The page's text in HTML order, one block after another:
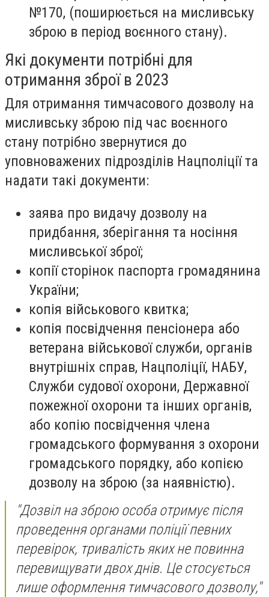
№170, (поширюється на мисливську
зброю в період воєнного стану).
Які документи потрібні для
отримання зброї в 2023
Для отримання тимчасового дозволу на
мисливську зброю під час воєнного
стану потрібно звернутися до
уповноважених підрозділів Нацполіції та
надати такі документи:
заява про видачу дозволу на
придбання, зберігання та носіння
мисливської зброї;
копії сторінок паспорта громадянина
України;
копія військового квитка;
копія посвідчення пенсіонера або
ветерана військової служби, органів
внутрішніх справ, Нацполіції, НАБУ,
Служби судової охорони, Державної
пожежної охорони та інших органів,
або копію посвідчення члена
громадського формування з охорони
громадського порядку, або копією
дозволу на зброю (за наявністю).
"Дозвіл на зброю особа отримує після
проведення органами поліції певних
перевірок, тривалість яких не повинна
перевищувати двох днів. Це стосується
лише оформлення тимчасового дозволу,"